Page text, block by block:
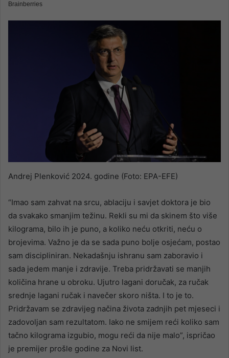
Andrej Plenković 2024. godine (Foto: EPA-EFE)
“Imao sam zahvat na srcu, ablaciju i savjet doktora je bio
da svakako smanjim težinu. Rekli su mi da skinem što više
kilograma, bilo ih je puno, a koliko neću otkriti, neću o
brojevima. Važno je da se sada puno bolje osjećam, postao
sam discipliniran. Nekadašnju ishranu sam zaboravio i
sada jedem manje i zdravije. Treba pridržavati se manjih
količina hrane u obroku. Ujutro lagani doručak, za ručak
srednje lagani ručak i navečer skoro ništa. I to je to.
Pridržavam se zdravijeg načina života zadnjih pet mjeseci i
zadovoljan sam rezultatom. Iako ne smijem reći koliko sam
tačno kilograma izgubio, mogu reći da nije malo”, ispričao
je premijer prošle godine za Novi list.